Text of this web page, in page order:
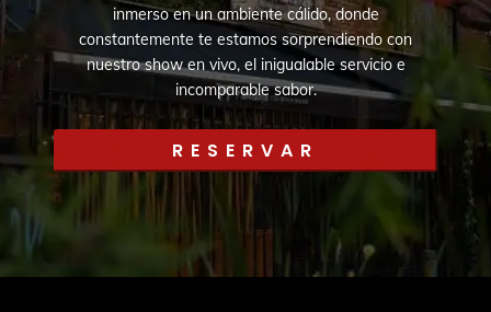
inmerso en un ambiente cálido, donde
constantemente te estamos sorprendiendo con
nuestro show en vivo, el inigualable servicio e
incomparable sabor.
RESERVAR